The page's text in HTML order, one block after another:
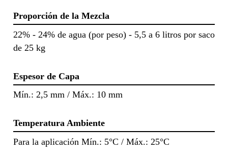
Proporción de la Mezcla
22% - 24% de agua (por peso) - 5,5 a 6 litros por saco
de 25 kg
Espesor de Capa
Mín.: 2,5 mm / Máx.: 10 mm
Temperatura Ambiente
Para la aplicación Mín.: 5°C / Máx.: 25°C